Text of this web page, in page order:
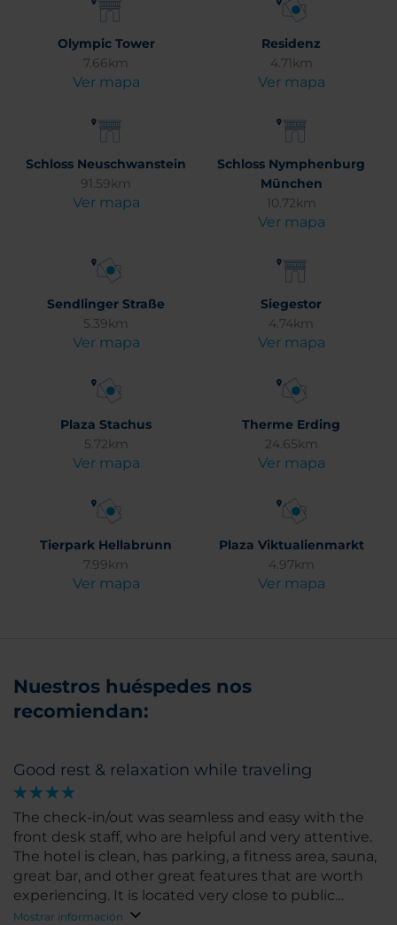
Olympic Tower
7.66km
Ver mapa
Residenz
4.71km
Ver mapa
Schloss Neuschwanstein
91.59km
Ver mapa
Schloss Nymphenburg
München
10.72km
Ver mapa
Sendlinger Straße
5.39km
Ver mapa
Siegestor
4.74km
Ver mapa
Plaza Stachus
5.72km
Ver mapa
Therme Erding
24.65km
Ver mapa
Tierpark Hellabrunn
7.99km
Ver mapa
Plaza Viktualienmarkt
4.97km
Ver mapa
Nuestros huéspedes nos
recomiendan:
Good rest & relaxation while traveling
The check-in/out was seamless and easy with the
front desk staff, who are helpful and very attentive.
The hotel is clean, has parking, a fitness area, sauna,
great bar, and other great features that are worth
experiencing. It is located very close to public
transportation to easily help you navigate the other
Mostrar información